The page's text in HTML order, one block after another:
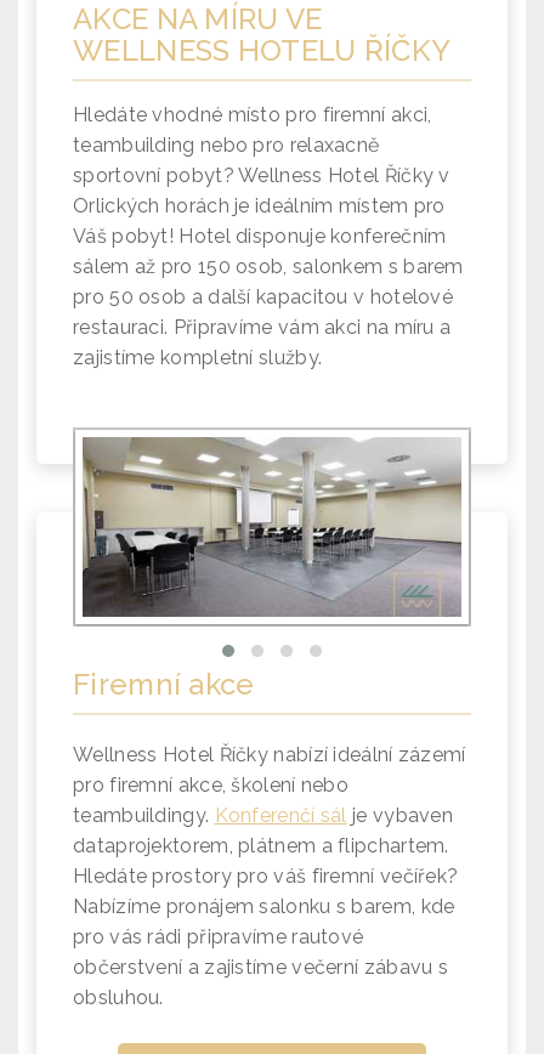
AKCE NA MÍRU VE
WELLNESS HOTELU ŘÍČKY
Hledáte vhodné místo pro firemní akci,
teambuilding nebo pro relaxacně
sportovní pobyt? Wellness Hotel Říčky v
Orlických horách je ideálním místem pro
Váš pobyt! Hotel disponuje konferečním
sálem až pro 150 osob, salonkem s barem
pro 50 osob a další kapacitou v hotelové
restauraci. Připravíme vám akci na míru a
zajistíme kompletní služby.
Firemní akce
Wellness Hotel Říčky nabízí ideální zázemí
profiremní akce, školení nebo
teambuildingy. Konferenčí sál je vybaven
dataprojektorem, plátnem a flipchartem.
Hledáte prostory pro váš firemní večířek?
Nabízíme pronájem salonku s barem, kde
pro vás rádi připravíme rautové
občerstvení a zajistíme večerní zábavu s
obsluhou.